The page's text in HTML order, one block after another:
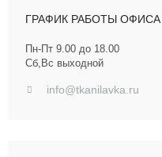
ГРАФИК РАБОТЫ ОФИСА
Пн-Пт 9.00 до 18.00
Сб,Вс выходной
info@tkanilavka.ru